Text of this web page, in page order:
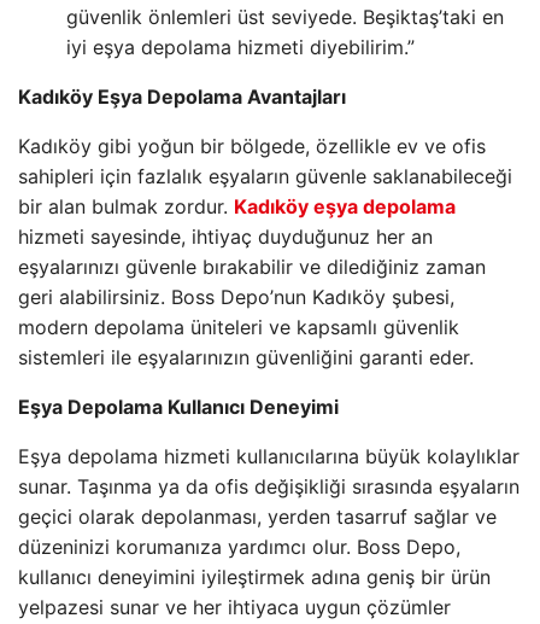
güvenlik önlemleri üst seviyede. Beşiktaş’taki en
iyi eşya depolama hizmeti diyebilirim.”
Kadıköy Eşya Depolama Avantajları
Kadıköy gibi yoğun bir bölgede, özellikle ev ve ofis
sahipleri için fazlalık eşyaların güvenle saklanabileceği
bir alan bulmak zordur. Kadıköy eşya depolama
hizmeti sayesinde, ihtiyaç duyduğunuz her an
eşyalarınızı güvenle bırakabilir ve dilediğiniz zaman
geri alabilirsiniz. Boss Depo’nun Kadıköy şubesi,
modern depolama üniteleri ve kapsamlı güvenlik
sistemleri ile eşyalarınızın güvenliğini garanti eder.
Eşya Depolama Kullanıcı Deneyimi
Eşya depolama hizmeti kullanıcılarına büyük kolaylıklar
sunar. Taşınma ya da ofis değişikliği sırasında eşyaların
geçici olarak depolanması, yerden tasarruf sağlar ve
düzeninizi korumanıza yardımcı olur. Boss Depo,
kullanıcı deneyimini iyileştirmek adına geniş bir ürün
yelpazesi sunar ve her ihtiyaca uygun çözümler